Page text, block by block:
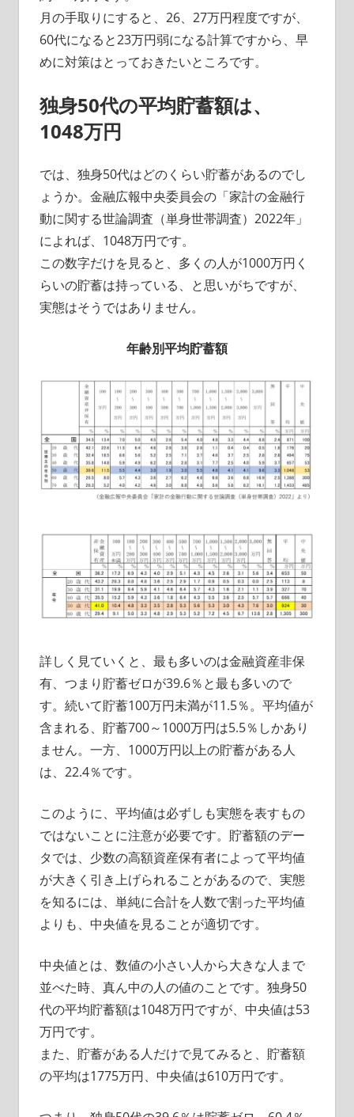
月の手取りにすると、26、27万円程度ですが、
60代になると23万円弱になる計算ですから、早
めに対策はとっておきたいところです。
独身50代の平均貯蓄額は、
1048万円
では、独身50代はどのくらい貯蓄があるのでし
ょうか。金融広報中央委員会の「家計の金融行
動に関する世論調査（単身世帯調査）2022年」
によれば、1048万円です。
この数字だけを見ると、多くの人が1000万円く
らいの貯蓄は持っている、と思いがちですが、
実態はそうではありません。
年齢別平均貯蓄額
詳しく見ていくと、最も多いのは金融資産非保
有、つまり貯蓄ゼロが39.6％と最も多いので
す。続いて貯蓄100万円未満が11.5％。平均値が
含まれる、貯蓄700～1000万円は5.5％しかあり
ません。一方、1000万円以上の貯蓄がある人
は、22.4％です。
このように、平均値は必ずしも実態を表すもの
ではないことに注意が必要です。貯蓄額のデー
タでは、少数の高額資産保有者によって平均値
が大きく引き上げられることがあるので、実態
を知るには、単純に合計を人数で割った平均値
よりも、中央値を見ることが適切です。
中央値とは、数値の小さい人から大きな人まで
並べた時、真ん中の人の値のことです。独身50
代の平均貯蓄額は1048万円ですが、中央値は53
万円です。
また、貯蓄がある人だけで見てみると、貯蓄額
の平均は1775万円、中央値は610万円です。